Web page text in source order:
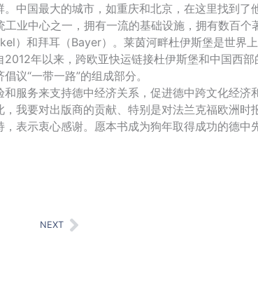
中国最大的城市，如重庆和北京，在这里找到了
业中心之一，拥有一流的基础设施，拥有数百个
）和拜耳（Bayer）。莱茵河畔杜伊斯堡是世界上
年以来，跨欧亚快运链接杜伊斯堡和中国西
议“一带一路”的组成部分。
服务来支持德中经济关系，促进德中跨文化经济
我要对出版商的贡献、特别是对法兰克福欧洲时
表示衷心感谢。愿本书成为狗年取得成功的德中
NEXTNext